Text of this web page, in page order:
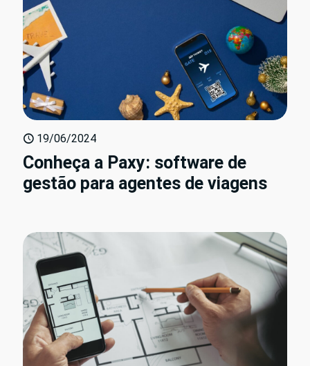
19/06/2024
Conheça a Paxy: software de
gestão para agentes de viagens